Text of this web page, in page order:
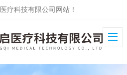
疗科技有限公司网站！